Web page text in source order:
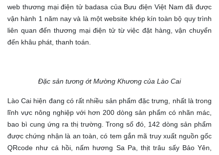
web thương mại điện tử badasa của Bưu điện Việt Nam đã được
vận hành 1 năm nay và là một website khép kín toàn bộ quy trình
liên quan đến thương mại điện tử từ việc đặt hàng, vận chuyển
đến khâu phát, thanh toán.
Đặc sản tương ớt Mường Khương của Lào Cai
Lào Cai hiện đang có rất nhiều sản phẩm đặc trưng, nhất là trong
lĩnh vực nông nghiệp với hơn 200 dòng sản phẩm có nhãn mác,
bao bì cung ứng ra thị trường. Trong số đó, 142 dòng sản phẩm
được chứng nhận là an toàn, có tem gắn mã truy xuất nguồn gốc
QRcode như cá hồi, nấm hương Sa Pa, thịt trâu sấy Bảo Yên,